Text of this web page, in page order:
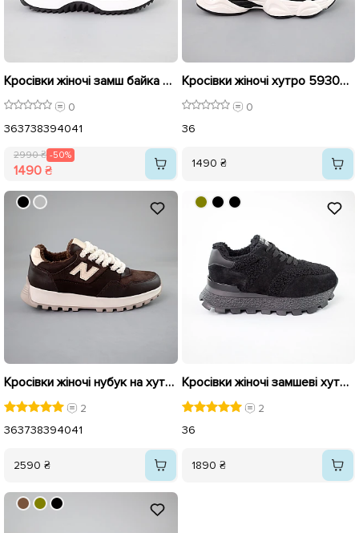
Кросівки жіночі замш байка 592884 Чорні розпродаж
0
363738394041
2990 ₴ -50%
1490 ₴
Кросівки жіночі хутро 593077 Чорні
0
36
1490 ₴
Кросівки жіночі нубук на хутрі 592696 Коричневі
2
363738394041
2590 ₴
Кросівки жіночі замшеві хутро 592879 Чорні
2
36
1890 ₴